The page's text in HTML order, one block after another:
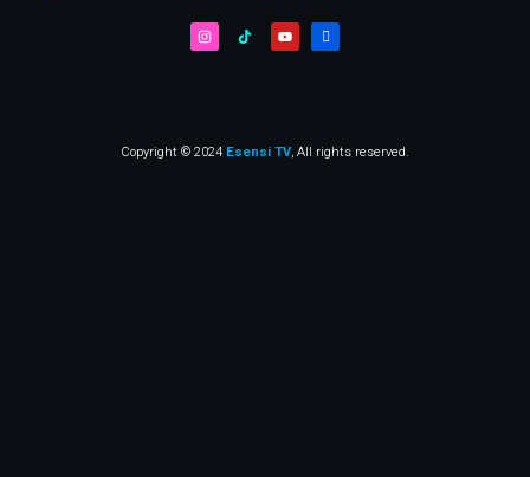
Copyright © 2024 Esensi TV, All rights reserved.